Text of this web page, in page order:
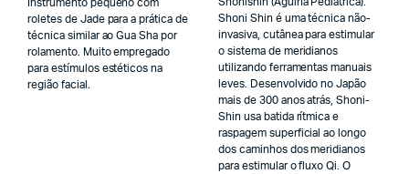
Instrumento pequeno com
roletes de Jade para a prática de
técnica similar ao Gua Sha por
rolamento. Muito empregado
para estímulos estéticos na
região facial.
Shoni Shin é uma técnica não-
invasiva, cutânea para estimular
o sistema de meridianos
utilizando ferramentas manuais
leves. Desenvolvido no Japão
mais de 300 anos atrás, Shoni-
Shin usa batida rítmica e
raspagem superficial ao longo
dos caminhos dos meridianos
para estimular o fluxo Qi. O